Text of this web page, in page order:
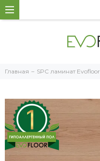
Главная SPC ламинат Evofloor